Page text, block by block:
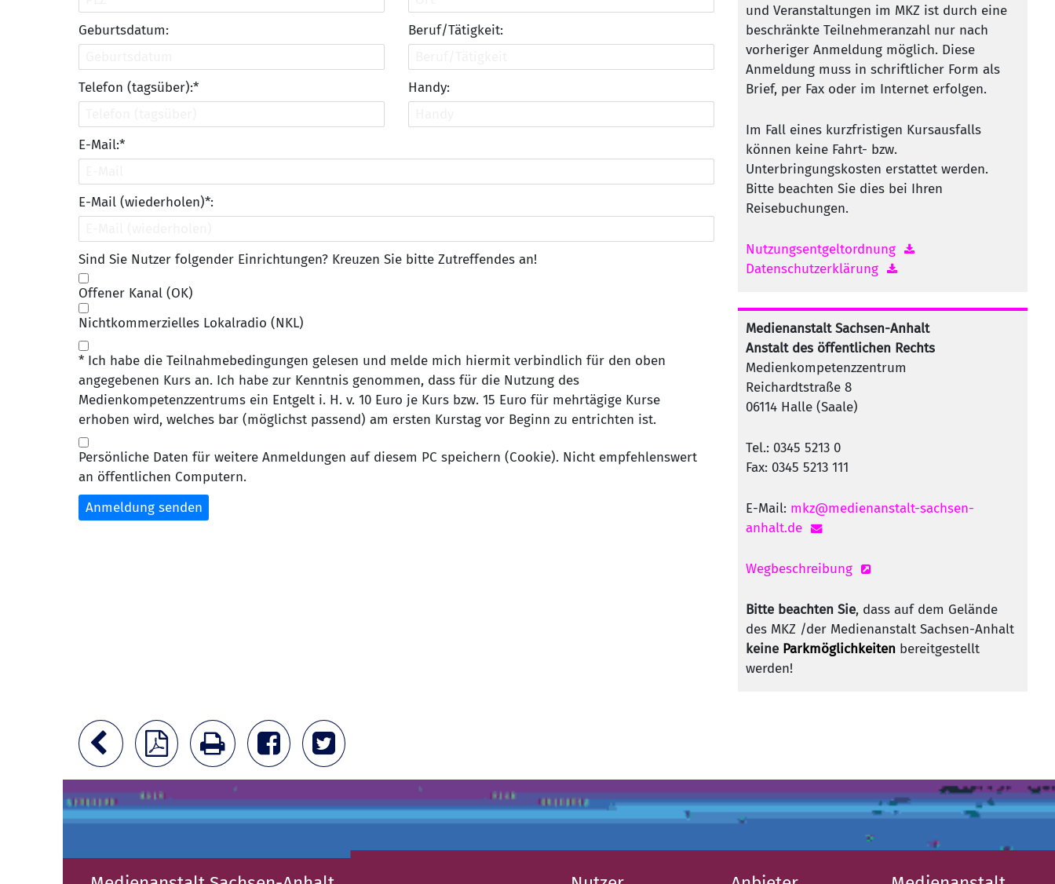
Geburtsdatum: Beruf/Tätigkeit:
Telefon (tagsüber):* Handy:
E-Mail:*
E-Mail (wiederholen)*:
Sind Sie Nutzer folgender Einrichtungen? Kreuzen Sie bitte Zutreffendes an!
Offener Kanal (OK)
Nichtkommerzielles Lokalradio (NKL)
* Ich habe die Teilnahmebedingungen gelesen und melde mich hiermit verbindlich für den oben
angegebenen Kurs an. Ich habe zur Kenntnis genommen, dass für die Nutzung des
Medienkompetenzzentrums ein Entgelt i. H. v. 10 Euro je Kurs bzw. 15 Euro für mehrtägige Kurse
erhoben wird, welches bar (möglichst passend) am ersten Kurstag vor Beginn zu entrichten ist.
Persönliche Daten für weitere Anmeldungen auf diesem PC speichern (Cookie). Nicht empfehlenswert
an öffentlichen Computern.
Anmeldung senden
und Veranstaltungen im MKZ ist durch eine
beschränkte Teilnehmeranzahl nur nach
vorheriger Anmeldung möglich. Diese
Anmeldung muss in schriftlicher Form als
Brief, per Fax oder im Internet erfolgen.
Im Fall eines kurzfristigen Kursausfalls
können keine Fahrt- bzw.
Unterbringungskosten erstattet werden.
Bitte beachten Sie dies bei Ihren
Reisebuchungen.
Nutzungsentgeltordnung
Datenschutzerklärung
Medienanstalt Sachsen-Anhalt
Anstalt des öffentlichen Rechts
Medienkompetenzzentrum
Reichardtstraße 8
06114 Halle (Saale)
Tel.: 0345 5213 0
Fax: 0345 5213 111
E-Mail: mkz@medienanstalt-sachsen-
anhalt.de
Wegbeschreibung
Bitte beachten Sie, dass auf dem Gelände
des MKZ /der Medienanstalt Sachsen-Anhalt
keine Parkmöglichkeiten bereitgestellt
werden!